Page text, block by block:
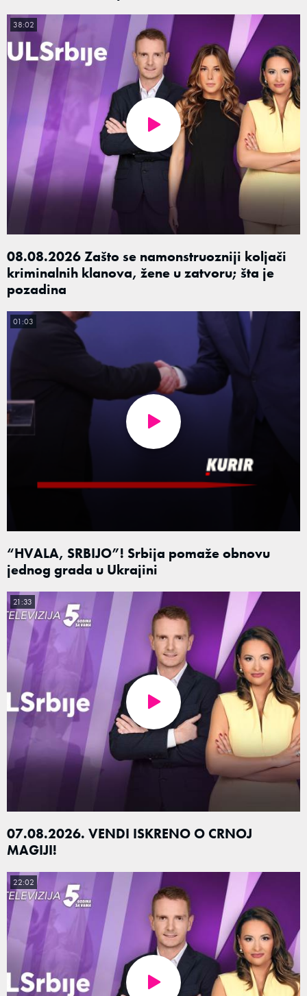
08.08.2026 Zašto se namonstruozniji koljači
kriminalnih klanova, žene u zatvoru; šta je
pozadina
38:02
“HVALA, SRBIJO”! Srbija pomaže obnovu
jednog grada u Ukrajini
01:03
07.08.2026. VENDI ISKRENO O CRNOJ
MAGIJI!
21:33
22:02